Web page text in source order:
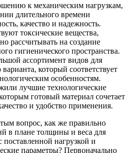
к механическим нагрузкам,
длительного времени
качество и надежность.
токсические вещества,
рассчитывать на создание
гигиенического пространства.
ассортимент видов для
который соответствует
особенностям.
лучшие технологические
готовый материал сочетает
и удобство применения.
вопрос, как же правильно
в плане толщины и веса для
поставленной нагрузкой и
параметры? Первоначально